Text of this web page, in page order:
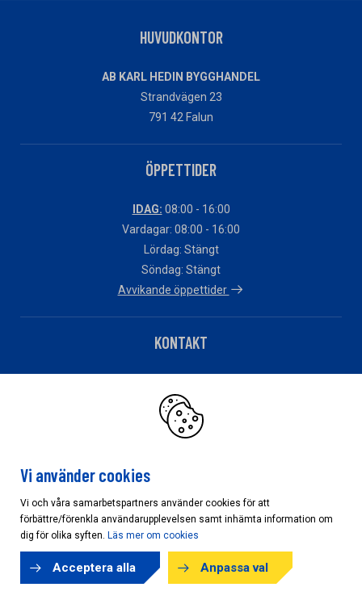
HUVUDKONTOR
AB KARL HEDIN BYGGHANDEL
Strandvägen 23
791 42 Falun
ÖPPETTIDER
IDAG: 08:00 - 16:00
Vardagar: 08:00 - 16:00
Lördag: Stängt
Söndag: Stängt
Avvikande öppettider
KONTAKT
Har du fakturafrågor?
Klicka här
Cookieinställningar
Vi använder cookies
Vi och våra samarbetspartners använder cookies för att
förbättre/förenkla användarupplevelsen samt inhämta information om
dig för olika syften. Läs mer om cookies
Acceptera alla Anpassa val